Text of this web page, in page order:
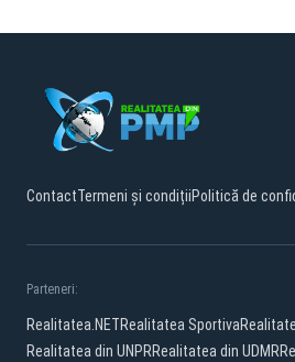
ContactTermeni și condițiiPolitică de
Parteneri:
Realitatea.NETRealitatea Sportiva
Realitatea din UNPRRealitatea din UDMR